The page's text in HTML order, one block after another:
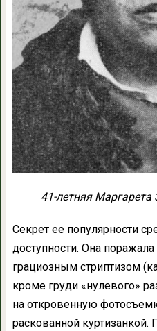
41-летняя Маргарета
Секрет ее популярности
доступности. Она
грациозным стриптизом
кроме груди «нулевого»
на откровенную
раскованной